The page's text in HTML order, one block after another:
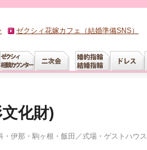
ゼクシィ花嫁カフェ（結婚準備SNS）
化財)
伊那・駒ヶ根・飯田 ／式場・ゲストハウス